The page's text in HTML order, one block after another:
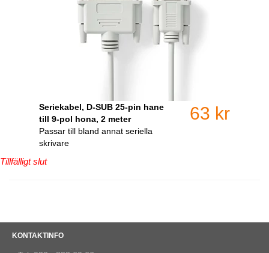
Seriekabel, D-SUB 25-pin hane
till 9-pol hona, 2 meter
Passar till bland annat seriella
skrivare
63 kr
Tillfälligt slut
KONTAKTINFO